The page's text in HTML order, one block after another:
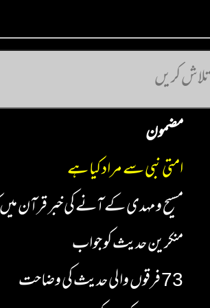
مضمون
امتی نبی سے مراد کیا ہے
مسیح و مہدی کے آنے کی خبر قرآن
منکرین حدیث کو جواب
73 فرقوں والی حدیث کی وضاحت